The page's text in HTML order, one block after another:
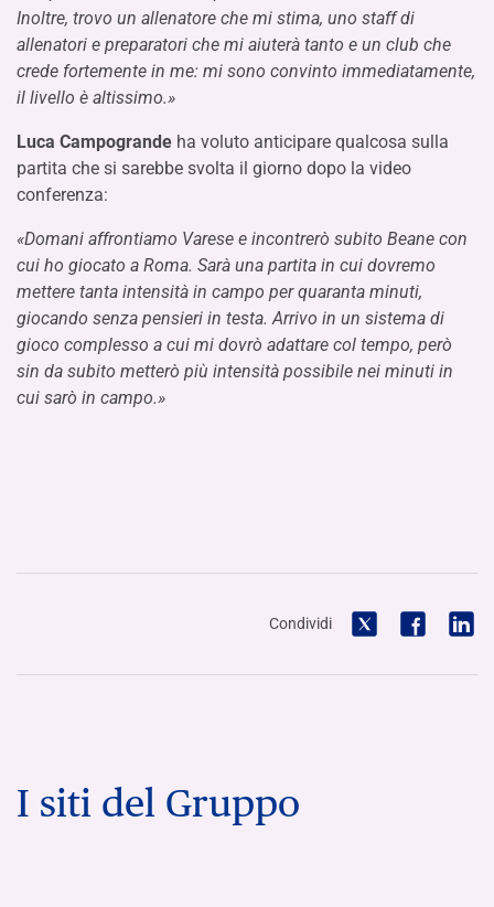
Inoltre, trovo un allenatore che mi stima, uno staff di
allenatori e preparatori che mi aiuterà tanto e un club che
crede fortemente in me: mi sono convinto immediatamente,
il livello è altissimo.»
Luca Campogrande ha voluto anticipare qualcosa sulla
partita che si sarebbe svolta il giorno dopo la video
conferenza:
«Domani affrontiamo Varese e incontrerò subito Beane con
cui ho giocato a Roma. Sarà una partita in cui dovremo
mettere tanta intensità in campo per quaranta minuti,
giocando senza pensieri in testa. Arrivo in un sistema di
gioco complesso a cui mi dovrò adattare col tempo, però
sin da subito metterò più intensità possibile nei minuti in
cui sarò in campo.»
Condividi
I siti del Gruppo